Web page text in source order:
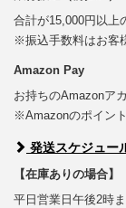
合計が15,000円以上
※振込手数料はお客
Amazon Pay
お持ちのAmazonア
※Amazonのポイン
発送スケジュー
【在庫ありの場合】
平日営業日午後2時